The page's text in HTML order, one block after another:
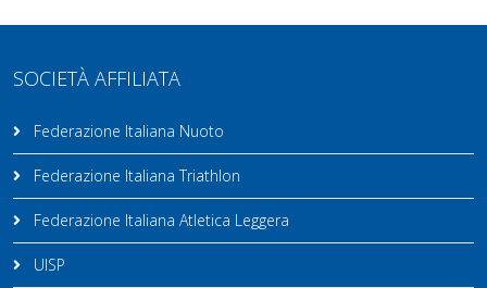
SOCIETÀ AFFILIATA
Federazione Italiana Nuoto
Federazione Italiana Triathlon
Federazione Italiana Atletica Leggera
UISP